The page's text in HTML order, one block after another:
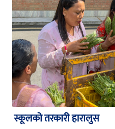
स्कूलको तरकारी हारालुस